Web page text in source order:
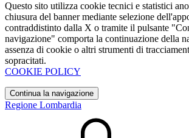
Questo sito utilizza cookie tecnici e statistici
chiusura del banner mediante selezione
contraddistinto dalla X o tramite il pulsante
navigazione" comporta la continuazione della
assenza di cookie o altri strumenti di
sopracitati.
COOKIE POLICY
Continua la navigazione
Regione Lombardia